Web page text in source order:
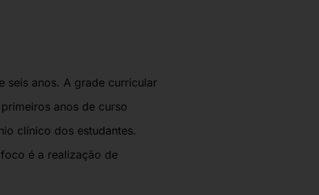
seis anos. A grade curricular
anos de curso
clínico dos estudantes.
é a realização de